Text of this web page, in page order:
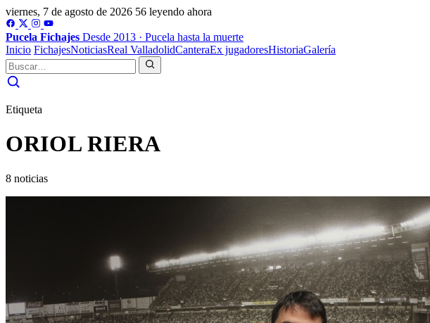
viernes, 7 de agosto de 2026 56 leyendo ahora
Pucela Fichajes Desde 2013 · Pucela hasta la muerte
Inicio FichajesNoticiasReal ValladolidCanteraEx jugadoresHistoriaGalería
Etiqueta
ORIOL RIERA
8 noticias